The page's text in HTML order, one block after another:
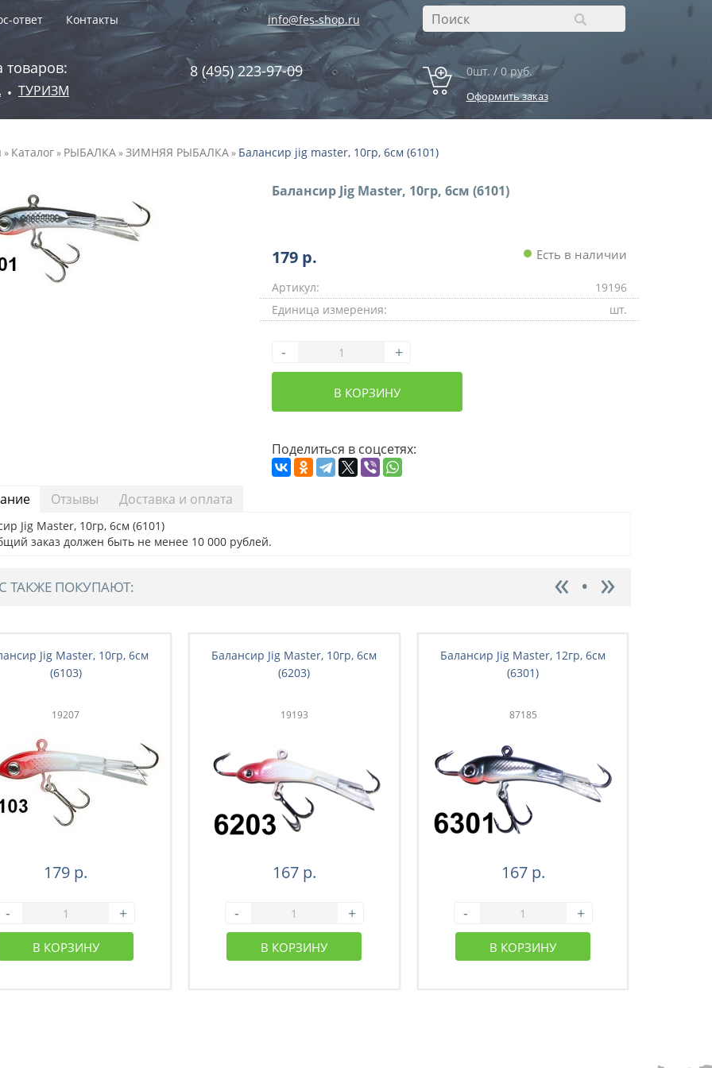
ответ Контакты info@fes-shop.ru
товаров:
• ТУРИЗМ
8 (495) 223-97-09 0шт. / 0 руб.
Оформить заказ
» Каталог» РЫБАЛКА»ЗИМНЯЯ РЫБАЛКА» Балансир jig master, 10гр, 6см (6101)
Балансир Jig Master, 10гр, 6см (6101)
179 р. Есть в наличии
Артикул:
19196
Единица измерения:
шт.
- +
В КОРЗИНУ
Поделиться в соцсетях:
Отзывы Доставка и оплата
Jig Master, 10гр, 6см (6101)
заказ должен быть не менее 10 000 рублей.
ТАКЖЕ ПОКУПАЮТ:
Jig Master, 10гр, 6см
(6103)
19207
179 р.
- +
В КОРЗИНУ
Балансир Jig Master, 10гр, 6см
(6203)
19193
167 р.
- +
В КОРЗИНУ
Балансир Jig Master, 12гр, 6см
(6301)
87185
167 р.
- +
В КОРЗИНУ